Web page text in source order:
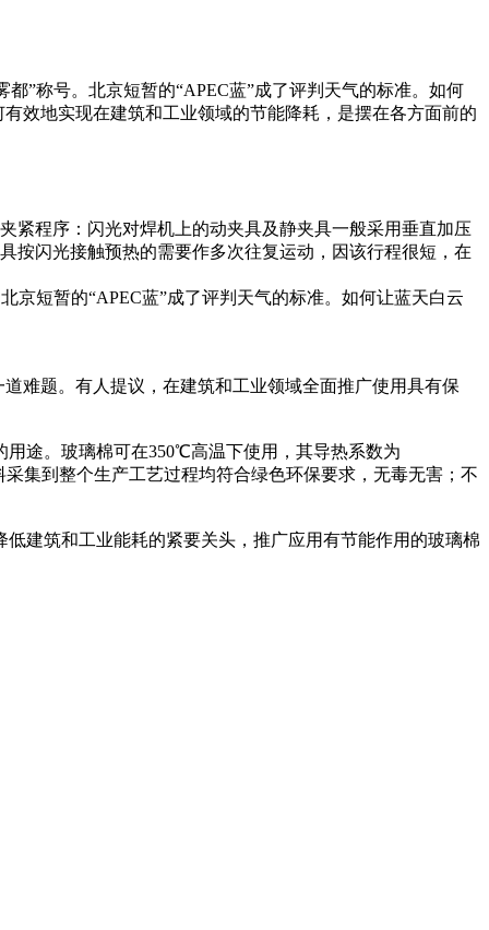
”称号。北京短暂的“APEC蓝”成了评判天气的标准。如何
效地实现在建筑和工业领域的节能降耗，是摆在各方面前的
紧程序：闪光对焊机上的动夹具及静夹具一般采用垂直加压
按闪光接触预热的需要作多次往复运动，因该行程很短，在
京短暂的“APEC蓝”成了评判天气的标准。如何让蓝天白云
难题。有人提议，在建筑和工业领域全面推广使用具有保
用途。玻璃棉可在350℃高温下使用，其导热系数为
集到整个生产工艺过程均符合绿色环保要求，无毒无害；不
建筑和工业能耗的紧要关头，推广应用有节能作用的玻璃棉